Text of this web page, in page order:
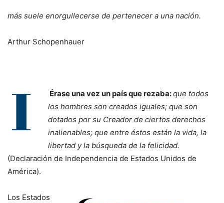
más suele enorgullecerse de pertenecer a una nación.
Arthur Schopenhauer
Érase una vez un país que rezaba:que todos
los hombres son creados iguales; que son
dotados por su Creador de ciertos derechos
inalienables; que entre éstos están la vida, la
libertad y la búsqueda de la felicidad.
(Declaración de Independencia de Estados Unidos de
América).
Los Estados